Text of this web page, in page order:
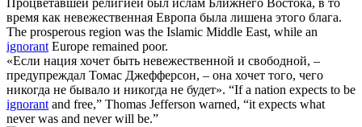
Процветавшей религией был ислам Ближнего Востока, в то
время как невежественная Европа была лишена этого блага.
The prosperous region was the Islamic Middle East, while an
ignorantEurope remained poor.
«Если нация хочет быть невежественной и свободной, –
предупреждал Томас Джефферсон, – она хочет того, чего
никогда не бывало и никогда не будет». “If a nation expects to be
ignorantand free,” Thomas Jefferson warned, “it expects what
never was and never will be.”